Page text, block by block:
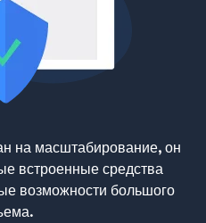
на масштабирование, он
встроенные средства
возможности большого